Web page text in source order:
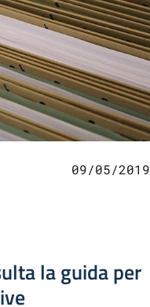
09/05/2019
la guida per